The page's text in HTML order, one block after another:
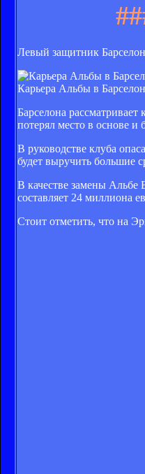
Левый защитник
Карьера Альбы в
Барселона
потерял место в основе и
В руководстве клуба
будет выручить большие
В качестве замены Альбе
составляет 24 миллиона
Стоит отметить, что на